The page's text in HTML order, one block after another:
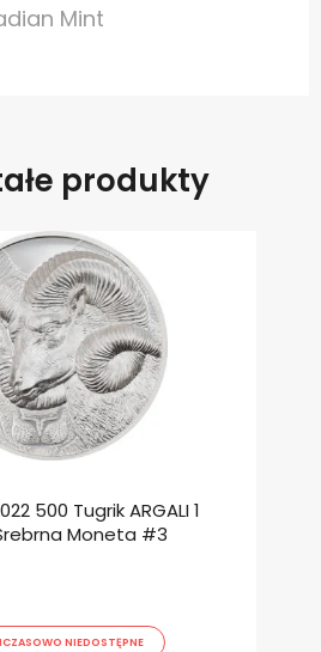
Mint
produkty
500 Tugrik ARGALI 1
Moneta #3
NIEDOSTĘPNE